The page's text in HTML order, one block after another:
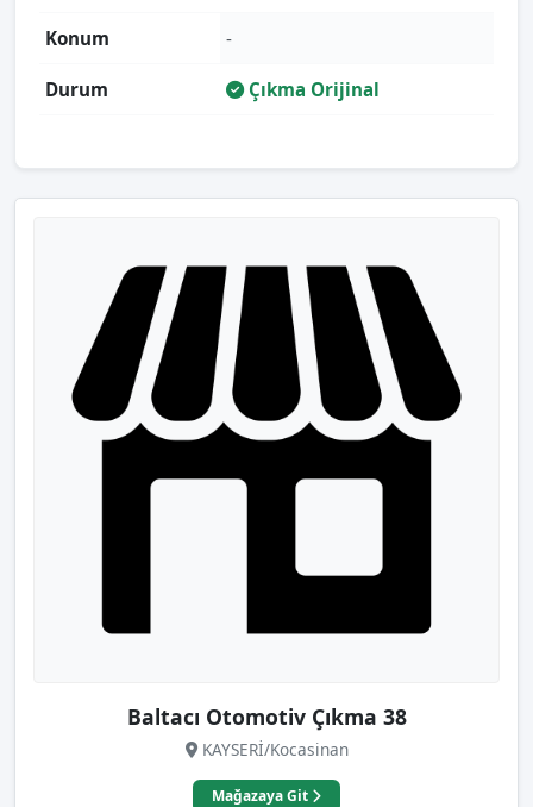
Konum -
Durum Çıkma Orijinal
Baltacı Otomotiv Çıkma 38
KAYSERİ/Kocasinan
Mağazaya Git